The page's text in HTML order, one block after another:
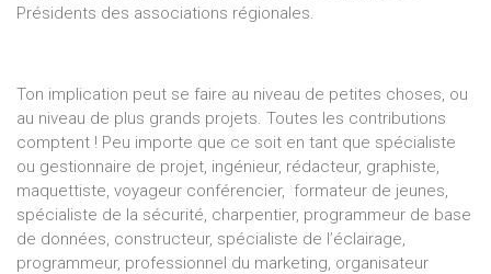
Présidents des associations régionales.
Ton implication peut se faire au niveau de petites choses, ou
au niveau de plus grands projets. Toutes les contributions
comptent ! Peu importe que ce soit en tant que spécialiste
ou gestionnaire de projet, ingénieur, rédacteur, graphiste,
maquettiste, voyageur conférencier, formateur de jeunes,
spécialiste de la sécurité, charpentier, programmeur de base
de données, constructeur, spécialiste de l’éclairage,
programmeur, professionnel du marketing, organisateur